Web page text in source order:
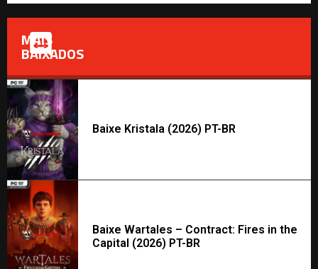
MAIS
BAIXADOS
Baixe Kristala (2026) PT-BR
Baixe Wartales – Contract: Fires in the
Capital (2026) PT-BR